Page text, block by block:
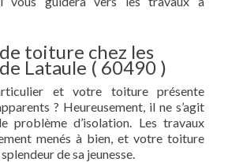
toiture chez les
Lataule ( 60490 )
et votre toiture présente
? Heureusement, il ne s’agit
problème d’isolation. Les travaux
menés à bien, et votre toiture
de sa jeunesse.